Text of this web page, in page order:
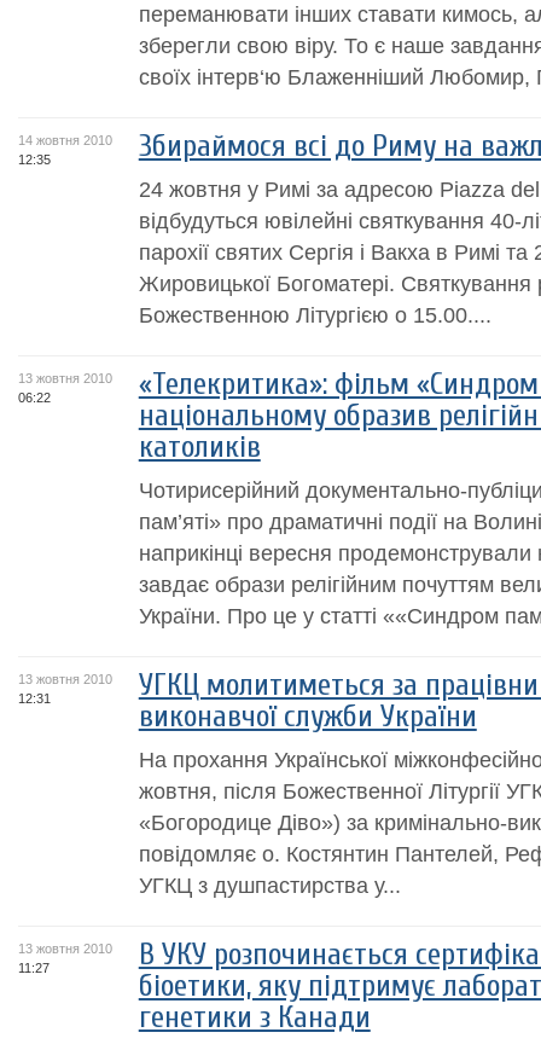
переманювати інших ставати кимось,
зберегли свою віру. То є наше
своїх інтерв‘ю Блаженніший
14 жовтня 2010
12:35
Збираймося всі до Риму на
24 жовтня у Римі за адресою Piazza
відбудуться ювілейні святкування 40-
парохії святих Сергія і Вакха в Римі та
Жировицької Богоматері. Святкування
Божественною Літургією о 15.00....
13 жовтня 2010
06:22
«Телекритика»: фільм
національному образив
католиків
Чотирисерійний документально-
пам’яті» про драматичні події на
наприкінці вересня
завдає образи релігійним почуттям
України. Про це у статті ««Синдром
13 жовтня 2010
12:31
УГКЦ молитиметься за
виконавчої служби України
На прохання Української
жовтня, після Божественної Літургії
«Богородице Діво») за кримінально-
повідомляє о. Костянтин Пантелей,
УГКЦ з душпастирства у...
13 жовтня 2010
11:27
В УКУ розпочинається
біоетики, яку підтримує
генетики з Канади